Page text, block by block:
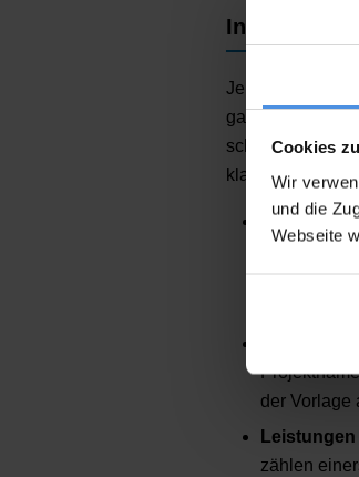
Cookies
Wir
und die
Webseite
Inhalte
Je nachdem,
ganze Reihe
schnell und
klassische
Details
der Vorlage
zählen